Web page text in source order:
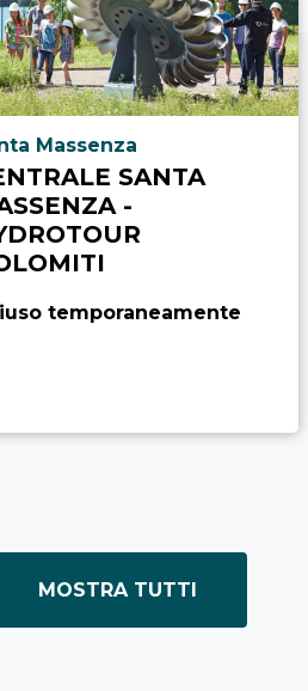
punto di interesse
Massenza
SANTA
-
temporaneamente
MOSTRA TUTTI